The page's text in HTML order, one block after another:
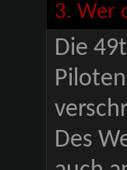
3. Wer
Die
Des